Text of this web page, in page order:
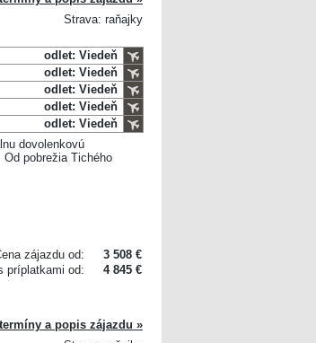
Strava: raňajky
odlet: Viedeň
odlet: Viedeň
odlet: Viedeň
odlet: Viedeň
odlet: Viedeň
dovolenkovú
pobrežia Tichého
zájazdu od:
3 508 €
príplatkami od:
4 845 €
a popis zájazdu »